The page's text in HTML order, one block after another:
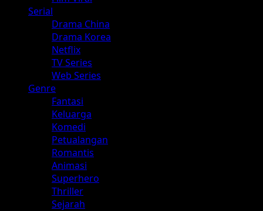
Serial
Drama China
Drama Korea
Netflix
TV Series
Web Series
Genre
Fantasi
Keluarga
Komedi
Petualangan
Romantis
Animasi
Superhero
Thriller
Sejarah